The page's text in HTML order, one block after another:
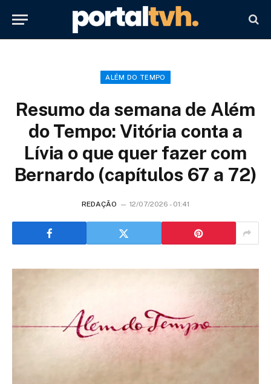
ALÉM DO TEMPO
Resumo da semana de Além
do Tempo: Vitória conta a
Lívia o que quer fazer com
Bernardo (capítulos 67 a 72)
REDAÇÃO 12/07/2026 - 01:41